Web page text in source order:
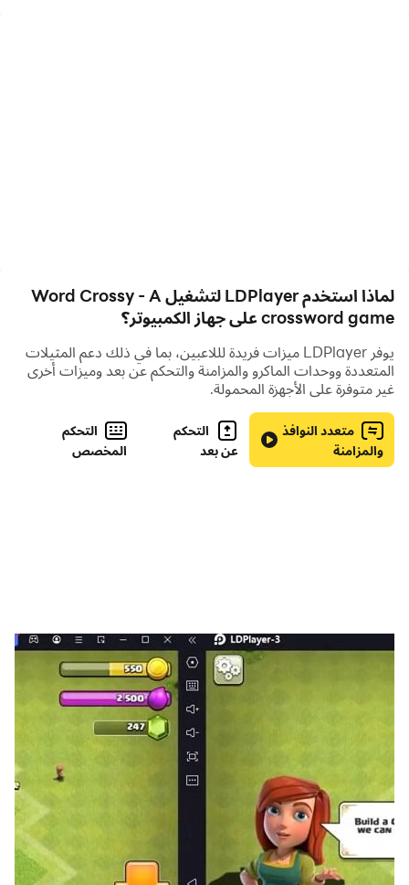
كلمة ماجستير!
حدث وقت محدود: أكمل المهام المحددة للحصول على قدر كبير من
المكافآت. فقط في مناسبة الذكرى الثانية!
بطولات السوبر: تنافس ضد لاعبين آخرين في نهاية كل أسبوع. أعلى
رتبة أكبر المكافآت!
Word Crossy هي لعبة Word مريحة حيث تقوم بتوصيل الحروف
معًا لتكوين كلمات على لوحة بأسلوب الكلمات المتقاطعة. تعلم
أثناء اللعب! مع أكثر من 4600 مستوى والآلاف من الكلمات التي
تتراوح من البسيط إلى المعقد ، ستساعدك Word Crossy في أن
تصبح Word Master حقيقيًا. تتيح لك التحديات اليومية
والبطولات الفائقة اختبار نفسك في مواجهة تحديات أكبر مع كسب
مكافآت رائعة!
لماذا استخدم LDPlayer لتشغيل Word Crossy - A
crossword game على جهاز الكمبيوتر؟
يوفر LDPlayer ميزات فريدة لللاعبين، بما في ذلك دعم المثيلات
المتعددة ووحدات الماكرو والمزامنة والتحكم عن بعد وميزات أخرى
غير متوفرة على الأجهزة المحمولة.
متعدد النوافذ
والمزامنة
التحكم
عن بعد
التحكم
المخصص